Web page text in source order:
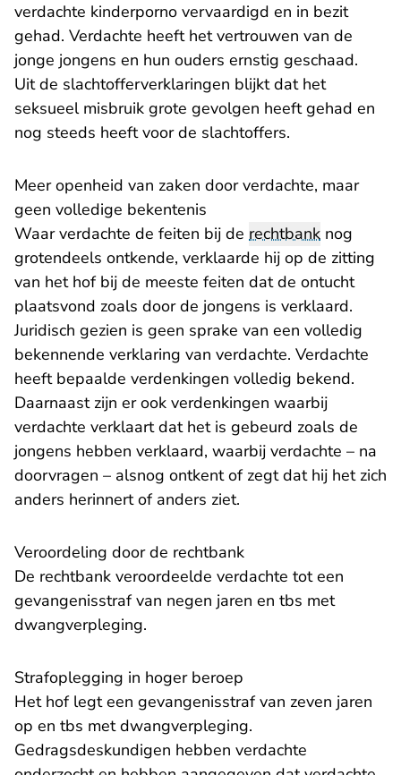
verdachte kinderporno vervaardigd en in bezit
gehad. Verdachte heeft het vertrouwen van de
jonge jongens en hun ouders ernstig geschaad.
Uit de slachtofferverklaringen blijkt dat het
seksueel misbruik grote gevolgen heeft gehad en
nog steeds heeft voor de slachtoffers.
Meer openheid van zaken door verdachte, maar
geen volledige bekentenis
Waar verdachte de feiten bij de rechtbank nog
grotendeels ontkende, verklaarde hij op de zitting
van het hof bij de meeste feiten dat de ontucht
plaatsvond zoals door de jongens is verklaard.
Juridisch gezien is geen sprake van een volledig
bekennende verklaring van verdachte. Verdachte
heeft bepaalde verdenkingen volledig bekend.
Daarnaast zijn er ook verdenkingen waarbij
verdachte verklaart dat het is gebeurd zoals de
jongens hebben verklaard, waarbij verdachte – na
doorvragen – alsnog ontkent of zegt dat hij het zich
anders herinnert of anders ziet.
Veroordeling door de rechtbank
De rechtbank veroordeelde verdachte tot een
gevangenisstraf van negen jaren en tbs met
dwangverpleging.
Strafoplegging in hoger beroep
Het hof legt een gevangenisstraf van zeven jaren
op en tbs met dwangverpleging.
Gedragsdeskundigen hebben verdachte